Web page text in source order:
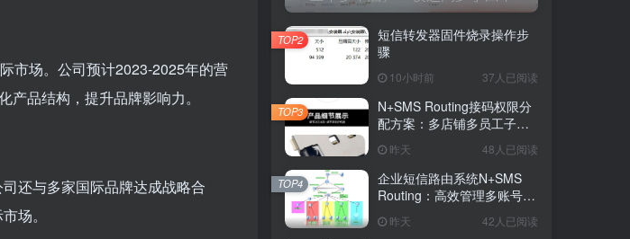
市场。公司预计2023-2025年的营
品结构，提升品牌影响力。
还与多家国际品牌达成战略合
场。
短信转发器固件烧录操作步
骤
10小时前 37人已阅读
TOP2
N+SMS Routing接码权限分
配方案：多店铺多员工子账
昨天 48人已阅读
TOP3
企业短信路由系统N+SMS
Routing：高效管理多账号验
昨天 42人已阅读
TOP4